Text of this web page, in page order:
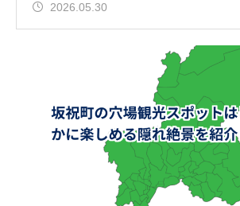
2026.05.30